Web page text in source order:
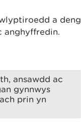
a deng
anghyffredin.
ansawdd ac
gynnwys
prin yn